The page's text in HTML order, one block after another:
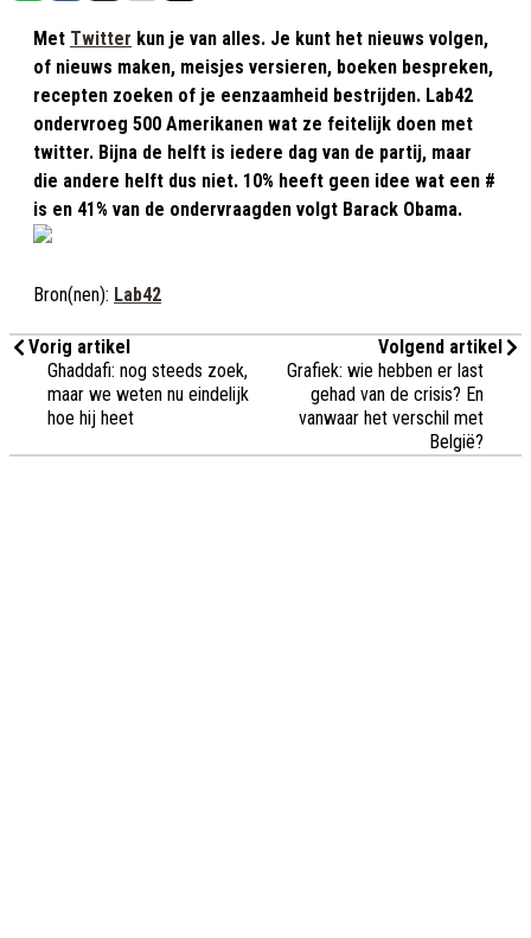
Met Twitter kun je van alles. Je kunt het nieuws volgen,
of nieuws maken, meisjes versieren, boeken bespreken,
recepten zoeken of je eenzaamheid bestrijden. Lab42
ondervroeg 500 Amerikanen wat ze feitelijk doen met
twitter. Bijna de helft is iedere dag van de partij, maar
die andere helft dus niet. 10% heeft geen idee wat een #
is en 41% van de ondervraagden volgt Barack Obama.
Bron(nen): Lab42
Vorig artikel
Ghaddafi: nog steeds zoek,
maar we weten nu eindelijk
hoe hij heet
Volgend artikel
Grafiek: wie hebben er last
gehad van de crisis? En
vanwaar het verschil met
België?